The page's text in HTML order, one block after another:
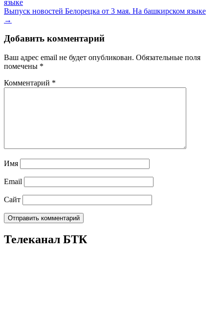
языке
Выпуск новостей Белорецка от 3 мая. На башкирском языке
→
Добавить комментарий
Ваш адрес email не будет опубликован. Обязательные поля
помечены *
Комментарий *
Имя
Email
Сайт
Телеканал БТК